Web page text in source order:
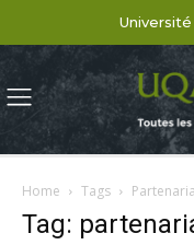
Home Tags
Tag: